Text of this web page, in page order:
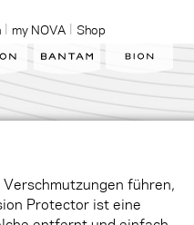
my NOVA Shop
führen,
Protector ist eine